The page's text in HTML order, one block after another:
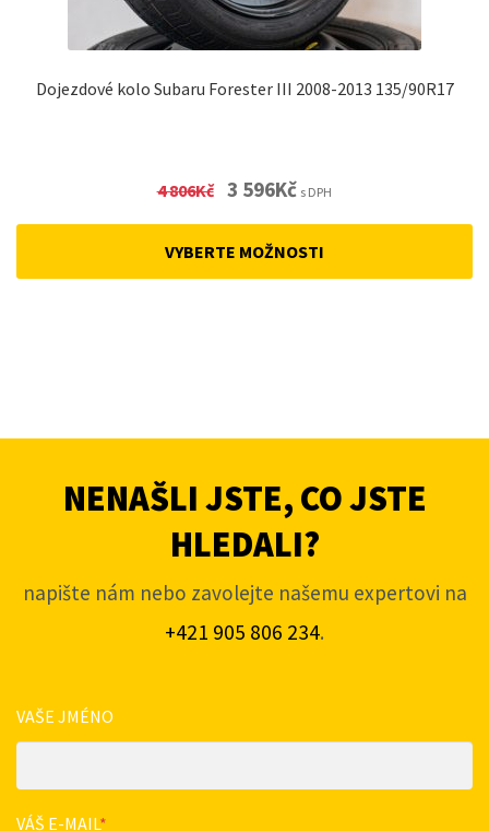
Dojezdové kolo Subaru Forester III 2008-2013 135/90R17
4 806Kč Original
3 596KčCurrent
s DPH
VYBERTE MOŽNOSTI
NENAŠLI JSTE, CO JSTE
HLEDALI?
napište nám nebo zavolejte našemu expertovi na
+421 905 806 234.
VAŠE JMÉNO
VÁŠ E-MAIL*